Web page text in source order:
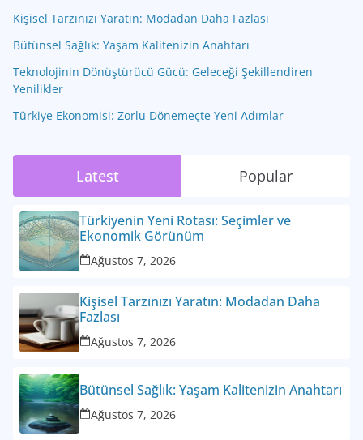
Kişisel Tarzınızı Yaratın: Modadan Daha Fazlası
Bütünsel Sağlık: Yaşam Kalitenizin Anahtarı
Teknolojinin Dönüştürücü Gücü: Geleceği Şekillendiren
Yenilikler
Türkiye Ekonomisi: Zorlu Dönemeçte Yeni Adımlar
Latest Popular
Türkiyenin Yeni Rotası: Seçimler ve
Ekonomik Görünüm
Ağustos 7, 2026
Kişisel Tarzınızı Yaratın: Modadan Daha
Fazlası
Ağustos 7, 2026
Bütünsel Sağlık: Yaşam Kalitenizin Anahtarı
Ağustos 7, 2026